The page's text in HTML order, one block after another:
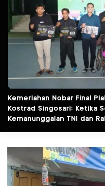
Kemeriahan Nobar Final
Kostrad Singosari: Ketika
Kemanunggalan TNI dan